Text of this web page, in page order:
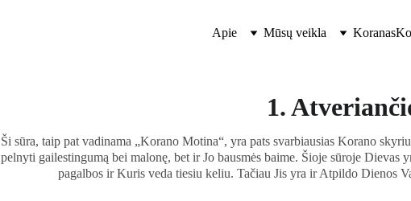
Apie Mūsų veikla Koranas
1.
Ši sūra, taip pat vadinama „Korano Motina“, yra pats svarbiausias Korano
pelnyti gailestingumą bei malonę, bet ir Jo bausmės baime. Šioje sūroje
pagalbos ir Kuris veda tiesiu keliu. Tačiau Jis yra ir Atpildo Dienos